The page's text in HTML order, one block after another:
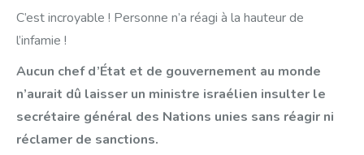
C’est incroyable ! Personne n’a réagi à la hauteur de
l’infamie !
Aucun chef d’État et de gouvernement au monde
n’aurait dû laisser un ministre israélien insulter le
secrétaire général des Nations unies sans réagir ni
réclamer de sanctions.